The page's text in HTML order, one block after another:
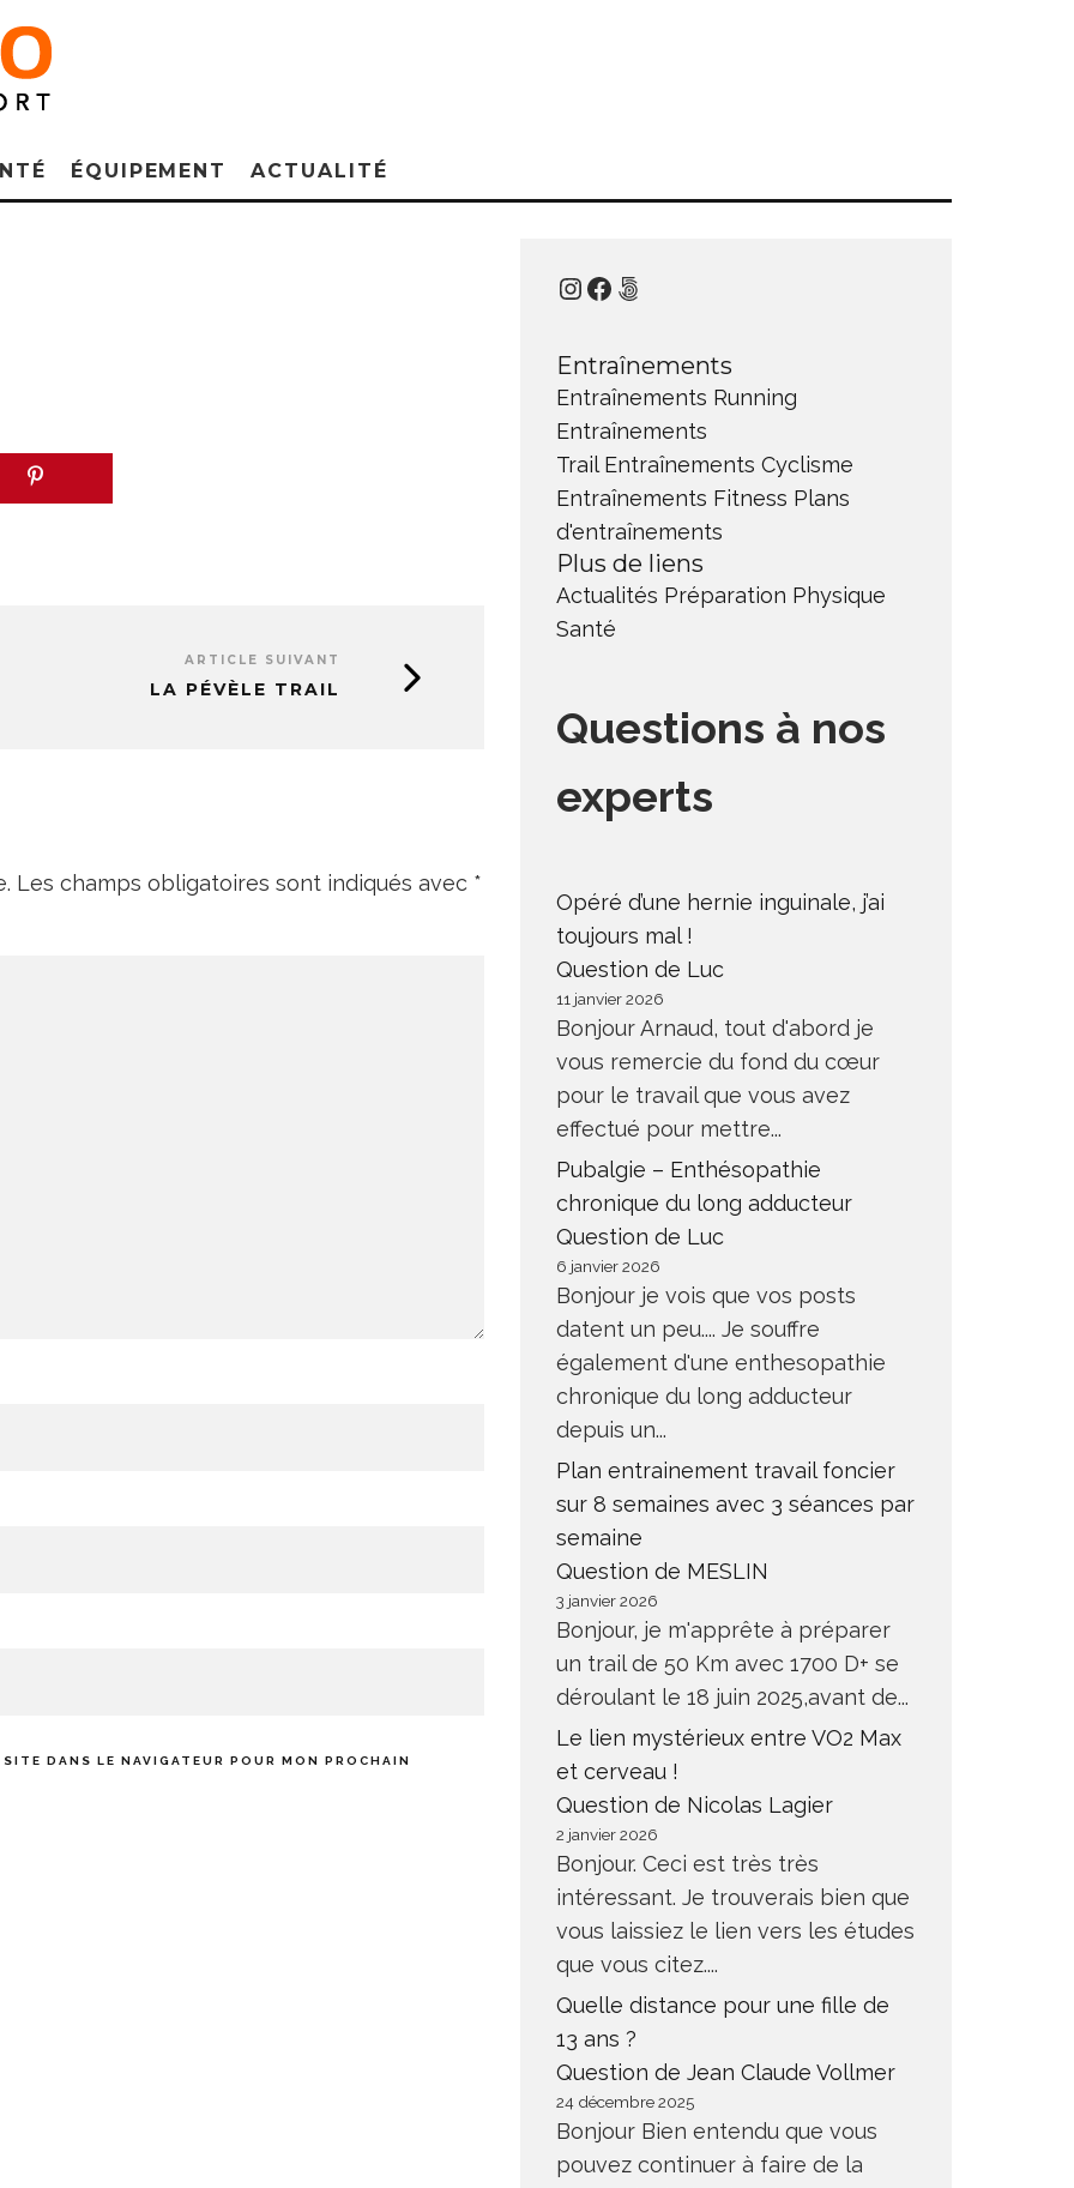
ÉQUIPEMENT ACTUALITÉ
ARTICLE SUIVANT
LA PÉVÈLE TRAIL
Les champs obligatoires sont indiqués avec *
DANS LE NAVIGATEUR POUR MON PROCHAIN
Instagram
Facebook
500px
Entraînements
Entraînements Running
Entraînements
Trail Entraînements Cyclisme
Entraînements Fitness Plans
d'entraînements
Plus de liens
Actualités Préparation Physique
Santé
Questions à nos
experts
Opéré d’une hernie inguinale, j’ai
toujours mal !
Question de Luc
11 janvier 2026
Bonjour Arnaud, tout d'abord je
vous remercie du fond du cœur
pour le travail que vous avez
effectué pour mettre...
Pubalgie – Enthésopathie
chronique du long adducteur
Question de Luc
6 janvier 2026
Bonjour je vois que vos posts
datent un peu.... Je souffre
également d'une enthesopathie
chronique du long adducteur
depuis un...
Plan entrainement travail foncier
sur 8 semaines avec 3 séances par
semaine
Question de MESLIN
3 janvier 2026
Bonjour, je m'apprête à préparer
un trail de 50 Km avec 1700 D+ se
déroulant le 18 juin 2025,avant de...
Le lien mystérieux entre VO2 Max
et cerveau !
Question de Nicolas Lagier
2 janvier 2026
Bonjour. Ceci est très très
intéressant. Je trouverais bien que
vous laissiez le lien vers les études
que vous citez....
Quelle distance pour une fille de
13 ans ?
Question de Jean Claude Vollmer
24 décembre 2025
Bonjour Bien entendu que vous
pouvez continuer à faire de la